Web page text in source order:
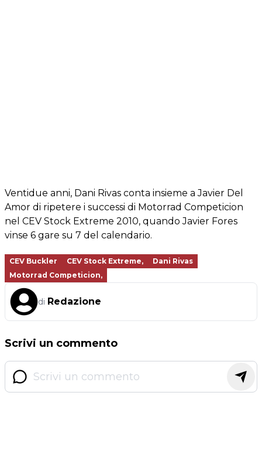
Ventidue anni, Dani Rivas conta insieme a Javier Del
Amor di ripetere i successi di Motorrad Competicion
nel CEV Stock Extreme 2010, quando Javier Fores
vinse 6 gare su 7 del calendario.
CEV Buckler CEV Stock Extreme,
Dani Rivas
Motorrad Competicion,
di Redazione
Scrivi un commento